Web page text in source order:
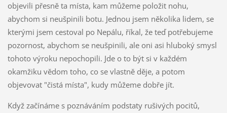
objevili přesně ta místa, kam můžeme položit nohu,
abychom si neušpinili botu. Jednou jsem několika lidem, se
kterými jsem cestoval po Nepálu, říkal, že teď potřebujeme
pozornost, abychom se neušpinili, ale oni asi hluboký smysl
tohoto výroku nepochopili. Jde o to být si v každém
okamžiku vědom toho, co se vlastně děje, a potom
objevovat "čistá místa", kudy můžeme dobře jít.
Když začínáme s poznáváním podstaty rušivých pocitů,